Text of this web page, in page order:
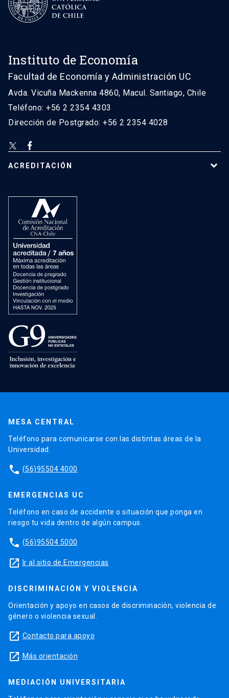
Instituto de Economía
Facultad de Economía y Administración UC
Avda. Vicuña Mackenna 4860, Macul. Santiago, Chile
Teléfono: +56 2 2354 4303
Dirección de Postgrado: +56 2 2354 4028
ACREDITACIÓN
MESA CENTRAL
Teléfono para comunicarse con las distintas áreas de la
Universidad.
phone (56)95504 4000
EMERGENCIAS UC
Teléfono en caso de accidente o situación que ponga en
riesgo tu vida dentro de algún campus.
phone (56)95504 5000
launch Ir al sitio de Emergencias
DISCRIMINACIÓN Y VIOLENCIA
Orientación y apoyo en casos de discriminación, violencia de
género o violencia sexual.
launch Contacto para apoyo
launch Más orientación
MEDIACIÓN UNIVERSITARIA